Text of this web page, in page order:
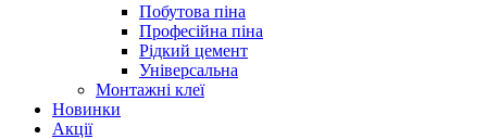
Побутова піна
Професійна піна
Рідкий цемент
Універсальна
Монтажні клеї
Новинки
Акції